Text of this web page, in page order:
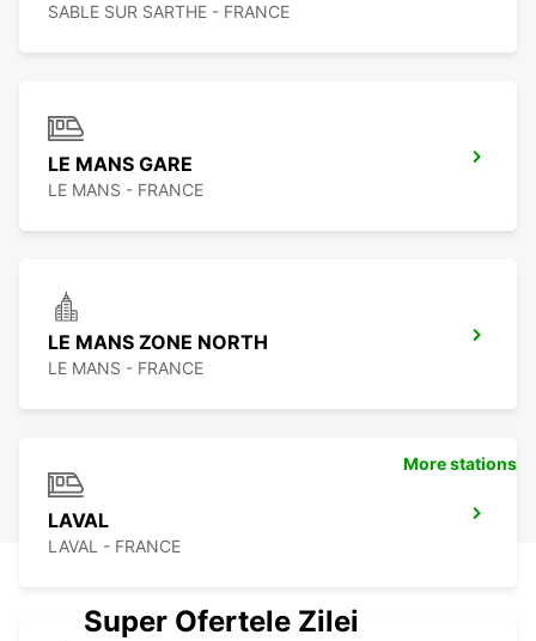
SABLE SUR SARTHE - FRANCE
LE MANS GARE
LE MANS - FRANCE
LE MANS ZONE NORTH
LE MANS - FRANCE
LAVAL
LAVAL - FRANCE
More stations
Super Ofertele Zilei